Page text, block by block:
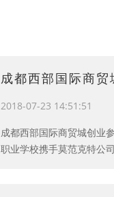
成都西部国际商
2018-07-23 14:51:51
成都西部国际商贸城创业
职业学校携手莫范克特公